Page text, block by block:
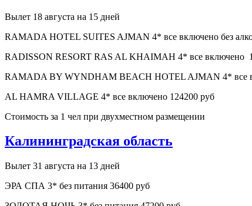
Вылет 18 августа на 15 дней
RAMADA HOTEL SUITES AJMAN 4* все включено без
RADISSON RESORT RAS AL KHAIMAH 4* все включено
RAMADA BY WYNDHAM BEACH HOTEL AJMAN 4* все
AL HAMRA VILLAGE 4* все включено 124200 руб
Стоимость за 1 чел при двухместном размещении
Калининградская область
Вылет 31 августа на 13 дней
ЭРА СПА 3* без питания 36400 руб